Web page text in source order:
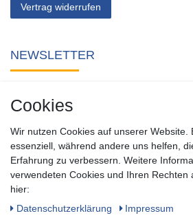
Vertrag widerrufen
NEWSLETTER
Sie keine Neuigkeit oder Aktion aus
Zum Newsletter anmelden
SOCIAL
Cookies
Wir nutzen Cookies auf unserer Website.
essenziell, während andere uns helfen,
Erfahrung zu verbessern. Weitere
verwendeten Cookies und Ihren Rechten
hier:
Daten­schutz­erklärung
Impressum